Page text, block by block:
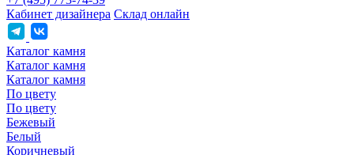
Кабинет дизайнера Склад онлайн
Каталог камня
Каталог камня
Каталог камня
По цвету
По цвету
Бежевый
Белый
Коричневый